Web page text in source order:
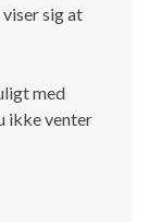
sig at
med
ikke venter